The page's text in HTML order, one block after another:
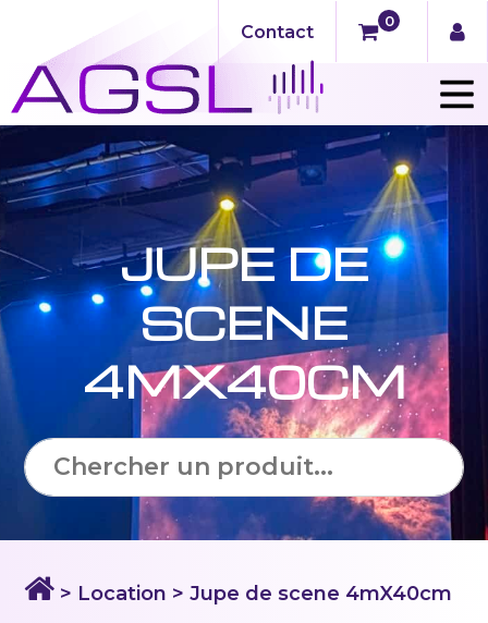
Contact
0
JUPE DE
SCENE
4MX40CM
> Location > Jupe de scene 4mX40cm